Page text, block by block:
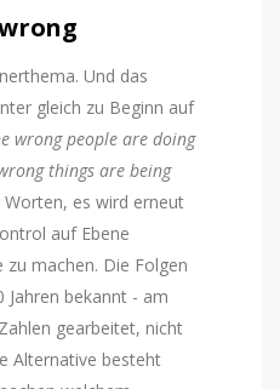
Und das
gleich zu Beginn auf
wrong people are doing
things are being
es wird erneut
auf Ebene
machen. Die Folgen
Jahren bekannt - am
gearbeitet, nicht
Alternative besteht